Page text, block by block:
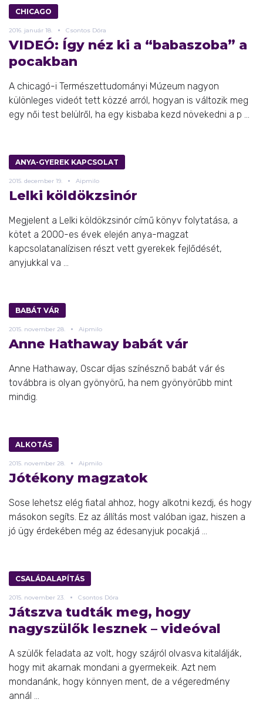
CHICAGO
2016. január 18. Csontos Dóra
VIDEÓ: Így néz ki a “babaszoba” a
pocakban
A chicagó-i Természettudományi Múzeum nagyon
különleges videót tett közzé arról, hogyan is változik meg
egy női test belülről, ha egy kisbaba kezd növekedni a p ...
ANYA-GYEREK KAPCSOLAT
2015. december 19. Aipmilo
Lelki köldökzsinór
Megjelent a Lelki köldökzsinór című könyv folytatása, a
kötet a 2000-es évek elején anya-magzat
kapcsolatanalízisen részt vett gyerekek fejlődését,
anyjukkal va ...
BABÁT VÁR
2015. november 28. Aipmilo
Anne Hathaway babát vár
Anne Hathaway, Oscar díjas színésznő babát vár és
továbbra is olyan gyönyörű, ha nem gyönyörűbb mint
mindig.
ALKOTÁS
2015. november 28. Aipmilo
Jótékony magzatok
Sose lehetsz elég fiatal ahhoz, hogy alkotni kezdj, és hogy
másokon segíts. Ez az állítás most valóban igaz, hiszen a
jó ügy érdekében még az édesanyjuk pocakjá ...
CSALÁDALAPÍTÁS
2015. november 23. Csontos Dóra
Játszva tudták meg, hogy
nagyszülők lesznek – videóval
A szülők feladata az volt, hogy szájról olvasva kitalálják,
hogy mit akarnak mondani a gyermekeik. Azt nem
mondanánk, hogy könnyen ment, de a végeredmény
annál ...